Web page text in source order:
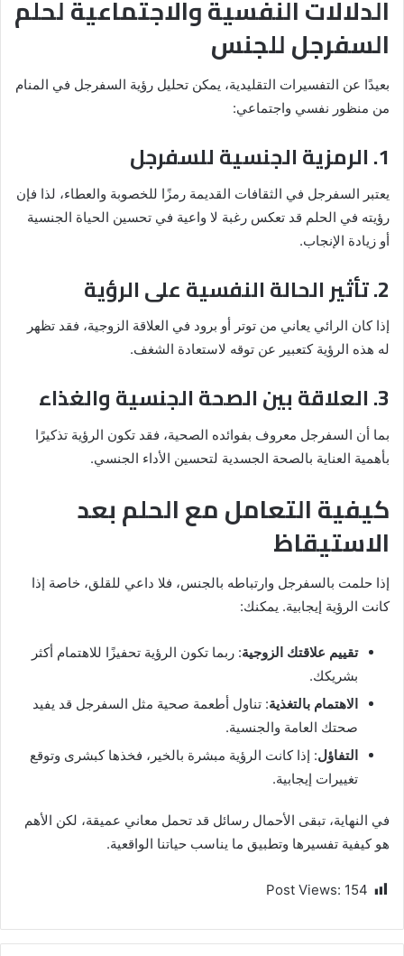
الدلالات النفسية والاجتماعية لحلم
السفرجل للجنس
بعيدًا عن التفسيرات التقليدية، يمكن تحليل رؤية السفرجل في المنام
من منظور نفسي واجتماعي:
1. الرمزية الجنسية للسفرجل
يعتبر السفرجل في الثقافات القديمة رمزًا للخصوبة والعطاء، لذا فإن
رؤيته في الحلم قد تعكس رغبة لا واعية في تحسين الحياة الجنسية
أو زيادة الإنجاب.
2. تأثير الحالة النفسية على الرؤية
إذا كان الرائي يعاني من توتر أو برود في العلاقة الزوجية، فقد تظهر
له هذه الرؤية كتعبير عن توقه لاستعادة الشغف.
3. العلاقة بين الصحة الجنسية والغذاء
بما أن السفرجل معروف بفوائده الصحية، فقد تكون الرؤية تذكيرًا
بأهمية العناية بالصحة الجسدية لتحسين الأداء الجنسي.
كيفية التعامل مع الحلم بعد
الاستيقاظ
إذا حلمت بالسفرجل وارتباطه بالجنس، فلا داعي للقلق، خاصة إذا
كانت الرؤية إيجابية. يمكنك:
تقييم علاقتك الزوجية: ربما تكون الرؤية تحفيزًا للاهتمام أكثر
بشريكك.
الاهتمام بالتغذية: تناول أطعمة صحية مثل السفرجل قد يفيد
صحتك العامة والجنسية.
التفاؤل: إذا كانت الرؤية مبشرة بالخير، فخذها كبشرى وتوقع
تغييرات إيجابية.
في النهاية، تبقى الأحمال رسائل قد تحمل معاني عميقة، لكن الأهم
هو كيفية تفسيرها وتطبيق ما يناسب حياتنا الواقعية.
Post Views: 154